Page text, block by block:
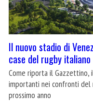
Il nuovo stadio di
case del rugby italiano
Come riporta il Gazzettino,
importanti nei confronti del
prossimo anno